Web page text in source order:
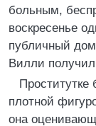
больным,
воскресенье
публичный
Вилли
Проститутке
плотной
она